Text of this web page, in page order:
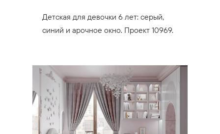
Детская для девочки 6 лет: серый,
синий и арочное окно. Проект 10969.